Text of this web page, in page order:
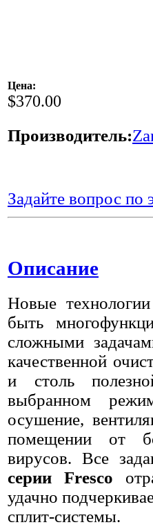
Цена:
$370.00
Производитель:
Задайте вопрос по
Описание
Новые
быть
сложными
качественной
и столь
выбранном
осушение,
помещении от
вирусов. Все
серии Fresco
удачно
сплит-системы.